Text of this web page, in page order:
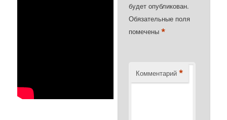
будет опубликован.
Обязательные поля
помечены*
Комментарий *